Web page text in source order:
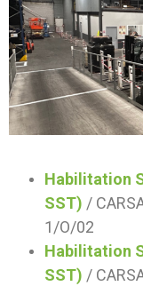
Habilitation
SST) /
1/O/02
Habilitation
SST) /